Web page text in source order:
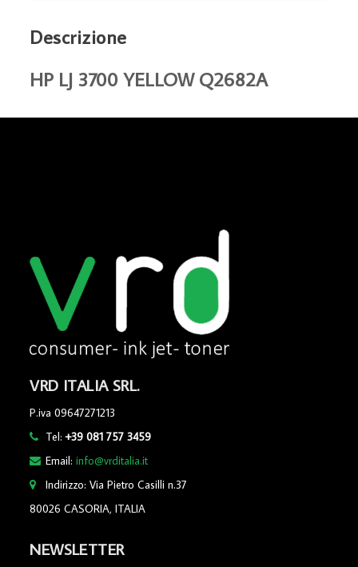
Descrizione
HP LJ 3700 YELLOW Q2682A
VRD ITALIA SRL.
P.iva 09647271213
Tel:+39 081 757 3459
Email:info@vrditalia.it
Indirizzo: Via Pietro Casilli n.37
80026 CASORIA, ITALIA
NEWSLETTER